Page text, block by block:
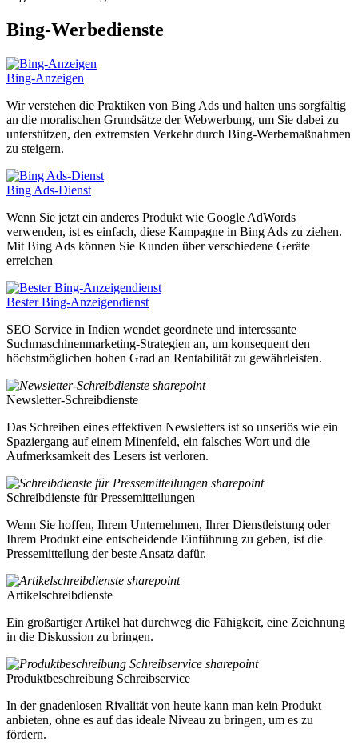
Bing-Werbedienste
Bing-Anzeigen
Wir verstehen die Praktiken von Bing Ads und halten uns sorgfältig
an die moralischen Grundsätze der Webwerbung, um Sie dabei zu
unterstützen, den extremsten Verkehr durch Bing-Werbemaßnahmen
zu steigern.
Bing Ads-Dienst
Wenn Sie jetzt ein anderes Produkt wie Google AdWords
verwenden, ist es einfach, diese Kampagne in Bing Ads zu ziehen.
Mit Bing Ads können Sie Kunden über verschiedene Geräte
erreichen
Bester Bing-Anzeigendienst
SEO Service in Indien wendet geordnete und interessante
Suchmaschinenmarketing-Strategien an, um konsequent den
höchstmöglichen hohen Grad an Rentabilität zu gewährleisten.
Newsletter-Schreibdienste
Das Schreiben eines effektiven Newsletters ist so unseriös wie ein
Spaziergang auf einem Minenfeld, ein falsches Wort und die
Aufmerksamkeit des Lesers ist verloren.
Schreibdienste für Pressemitteilungen
Wenn Sie hoffen, Ihrem Unternehmen, Ihrer Dienstleistung oder
Ihrem Produkt eine entscheidende Einführung zu geben, ist die
Pressemitteilung der beste Ansatz dafür.
Artikelschreibdienste
Ein großartiger Artikel hat durchweg die Fähigkeit, eine Zeichnung
in die Diskussion zu bringen.
Produktbeschreibung Schreibservice
In der gnadenlosen Rivalität von heute kann man kein Produkt
anbieten, ohne es auf das ideale Niveau zu bringen, um es zu
fördern.